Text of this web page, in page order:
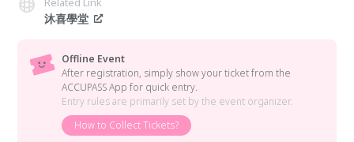
沐喜學堂
Offline Event
After registration, simply show your ticket from the
ACCUPASS App for quick entry.
Entry rules are primarily set by the event organizer.
How to Collect Tickets?